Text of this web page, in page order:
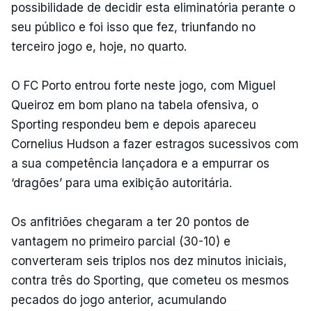
possibilidade de decidir esta eliminatória perante o
seu público e foi isso que fez, triunfando no
terceiro jogo e, hoje, no quarto.
O FC Porto entrou forte neste jogo, com Miguel
Queiroz em bom plano na tabela ofensiva, o
Sporting respondeu bem e depois apareceu
Cornelius Hudson a fazer estragos sucessivos com
a sua competência lançadora e a empurrar os
‘dragões’ para uma exibição autoritária.
Os anfitriões chegaram a ter 20 pontos de
vantagem no primeiro parcial (30-10) e
converteram seis triplos nos dez minutos iniciais,
contra três do Sporting, que cometeu os mesmos
pecados do jogo anterior, acumulando